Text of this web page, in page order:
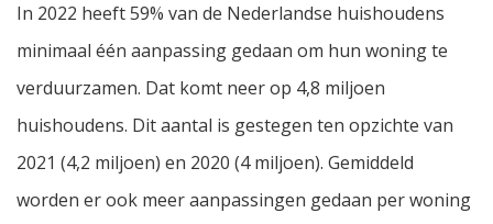
In 2022 heeft 59% van de Nederlandse huishoudens
minimaal één aanpassing gedaan om hun woning te
verduurzamen. Dat komt neer op 4,8 miljoen
huishoudens. Dit aantal is gestegen ten opzichte van
2021 (4,2 miljoen) en 2020 (4 miljoen). Gemiddeld
worden er ook meer aanpassingen gedaan per woning